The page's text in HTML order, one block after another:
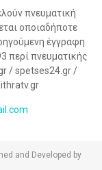
πνευματική
οποιαδήποτε
έγγραφη
περί πνευματικής
/ spetses24.gr /
and Developed by